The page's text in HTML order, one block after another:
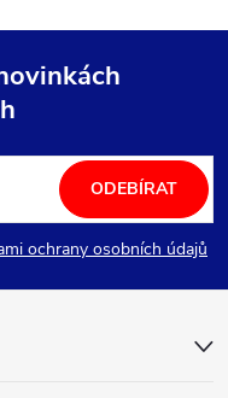
ochrany osobních údajů
ODEBÍRAT